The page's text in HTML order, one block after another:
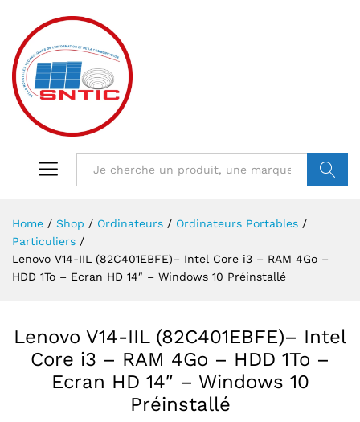
Home / Shop / Ordinateurs / Ordinateurs Portables /
Particuliers /
Lenovo V14-IIL (82C401EBFE)– Intel Core i3 – RAM 4Go –
HDD 1To – Ecran HD 14″ – Windows 10 Préinstallé
Lenovo V14-IIL (82C401EBFE)– Intel
Core i3 – RAM 4Go – HDD 1To –
Ecran HD 14″ – Windows 10
Préinstallé